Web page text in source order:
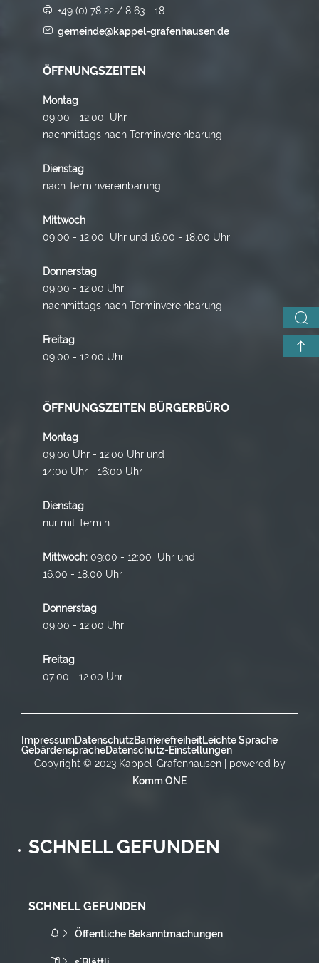
+49 (0) 78 22 / 8 63 - 18
gemeinde@kappel-grafenhausen.de
ÖFFNUNGSZEITEN
Montag
09:00 - 12:00 Uhr
nachmittags nach Terminvereinbarung
Dienstag
nach Terminvereinbarung
Mittwoch
09:00 - 12:00 Uhr und 16.00 - 18.00 Uhr
Donnerstag
09:00 - 12:00 Uhr
nachmittags nach Terminvereinbarung
Freitag
09:00 - 12:00 Uhr
ÖFFNUNGSZEITEN BÜRGERBÜRO
Montag
09:00 Uhr - 12:00 Uhr und
14:00 Uhr - 16:00 Uhr
Dienstag
nur mit Termin
Mittwoch: 09:00 - 12:00 Uhr und
16.00 - 18.00 Uhr
Donnerstag
09:00 - 12:00 Uhr
Freitag
07:00 - 12:00 Uhr
ImpressumDatenschutzBarrierefreiheitLeichte Sprache
GebärdenspracheDatenschutz-Einstellungen
Copyright © 2023 Kappel-Grafenhausen | powered by
Komm.ONE
SCHNELL GEFUNDEN
SCHNELL GEFUNDEN
Öffentliche Bekanntmachungen